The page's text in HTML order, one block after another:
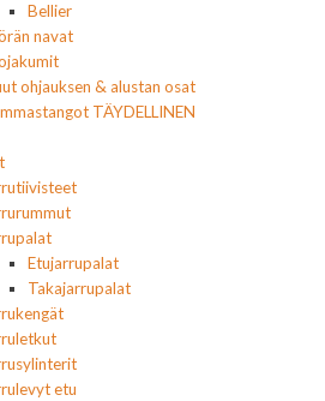
Bellier
navat
ohjauksen & alustan osat
TÄYDELLINEN
Etujarrupalat
Takajarrupalat
etu